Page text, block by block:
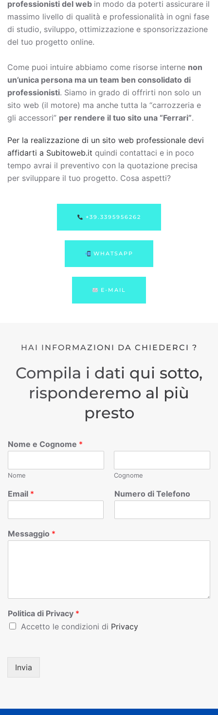
professionisti del web in modo da poterti assicurare il
massimo livello di qualità e professionalità in ogni fase
di studio, sviluppo, ottimizzazione e sponsorizzazione
del tuo progetto online.
Come puoi intuire abbiamo come risorse interne non
un’unica persona ma un team ben consolidato di
professionisti. Siamo in grado di offrirti non solo un
sito web (il motore) ma anche tutta la “carrozzeria e
gli accessori” per rendere il tuo sito una “Ferrari”.
Per la realizzazione di un sito web professionale devi
affidarti a Subitoweb.it quindi contattaci e in poco
tempo avrai il preventivo con la quotazione precisa
per sviluppare il tuo progetto. Cosa aspetti?
+39.3395956262
WHATSAPP
E-MAIL
HAI INFORMAZIONI DA CHIEDERCI ?
Compila i dati qui sotto,
risponderemo al più
presto
Nome e Cognome *
Nome Cognome
Email * Numero di Telefono
Messaggio *
Politica di Privacy *
Accetto le condizioni di Privacy
Invia